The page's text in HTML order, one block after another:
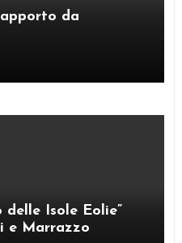
da
delle Isole Eolie”
e Marrazzo